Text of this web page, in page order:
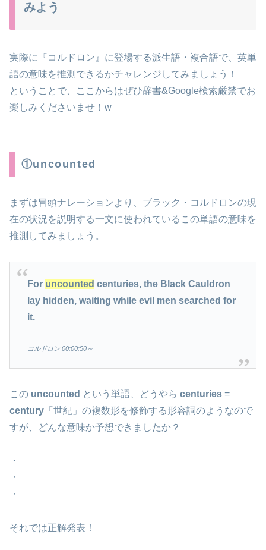
みよう
実際に『コルドロン』に登場する派生語・複合語で、英単
語の意味を推測できるかチャレンジしてみましょう！
ということで、ここからはぜひ辞書&Google検索厳禁でお
楽しみくださいませ！w
①uncounted
まずは冒頭ナレーションより、ブラック・コルドロンの現
在の状況を説明する一文に使われているこの単語の意味を
推測してみましょう。
For uncounted centuries, the Black Cauldron
lay hidden, waiting while evil men searched for
it.
コルドロン 00:00:50～
この uncounted という単語、どうやら centuries =
century 「世紀」の複数形を修飾する形容詞のようなので
すが、どんな意味か予想できましたか？
・
・
・
それでは正解発表！